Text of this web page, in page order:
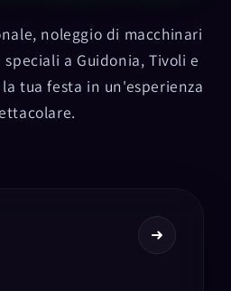
noleggio di macchinari
a Guidonia, Tivoli e
la tua festa in un'esperienza